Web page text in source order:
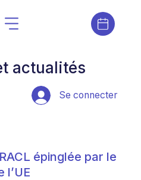
actualités
Se connecter
épinglée par le
l’UE